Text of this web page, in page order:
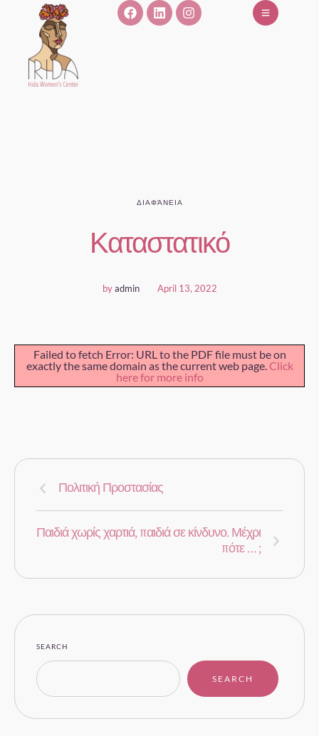
ΔΙΑΦΆΝΕΙΑ
Καταστατικό
byadmin April 13, 2022
Failed to fetch Error: URL to the PDF file must be on
exactly the same domain as the current web page. Click
here for more info
Πολιτική Προστασίας
Παιδιά χωρίς χαρτιά, παιδιά σε κίνδυνο. Μέχρι
πότε … ;
SEARCH
SEARCH